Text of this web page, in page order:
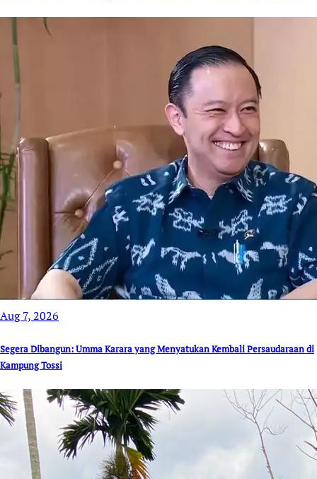
Aug 7, 2026
Segera Dibangun: Umma Karara yang Menyatukan Kembali Persaudaraan di
Kampung Tossi